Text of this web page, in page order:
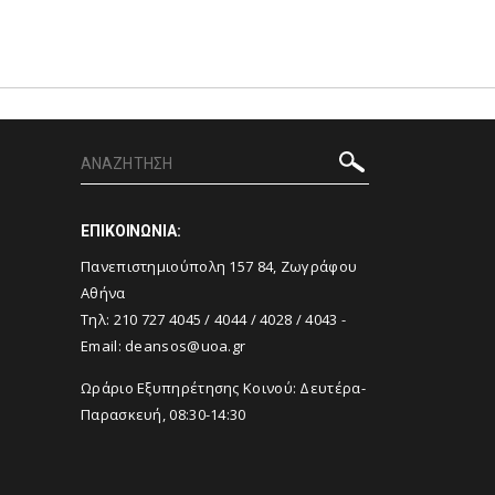
ΕΠΙΚΟΙΝΩΝΙΑ:
Πανεπιστημιούπολη 157 84, Ζωγράφου
Αθήνα
Τηλ: 210 727 4045 /4044/4028 /4043 -
Email:deansos@uoa.gr
Ωράριο Εξυπηρέτησης Κοινού: Δευτέρα-
Παρασκευή, 08:30-14:30